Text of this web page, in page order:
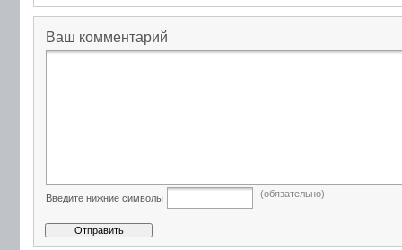
Ваш комментарий
Введите нижние символы (обязательно)